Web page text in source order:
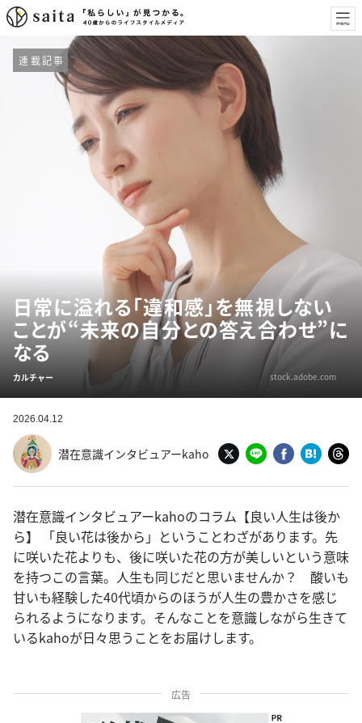
連載記事
日常に溢れる「違和感」を無視しない
ことが“未来の自分との答え合わせ”に
なる
カルチャー stock.adobe.com
2026.04.12
潜在意識インタビュアーkaho
潜在意識インタビュアーkahoのコラム【良い人生は後か
ら】 「良い花は後から」ということわざがあります。先
に咲いた花よりも、後に咲いた花の方が美しいという意味
を持つこの言葉。人生も同じだと思いませんか？ 酸いも
甘いも経験した40代頃からのほうが人生の豊かさを感じ
られるようになります。そんなことを意識しながら生きて
いるkahoが日々思うことをお届けします。
広告